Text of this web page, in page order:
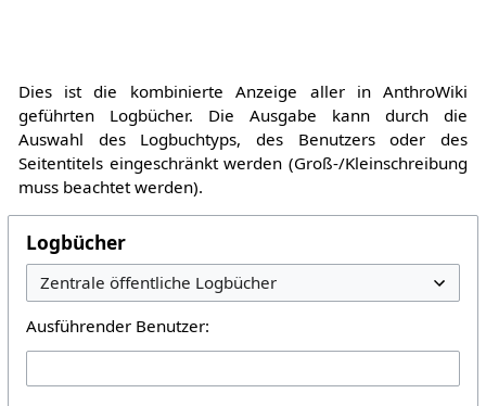
Dies ist die kombinierte Anzeige aller in AnthroWiki
geführten Logbücher. Die Ausgabe kann durch die
Auswahl des Logbuchtyps, des Benutzers oder des
Seitentitels eingeschränkt werden (Groß-/Kleinschreibung
muss beachtet werden).
Logbücher
Ausführender Benutzer: